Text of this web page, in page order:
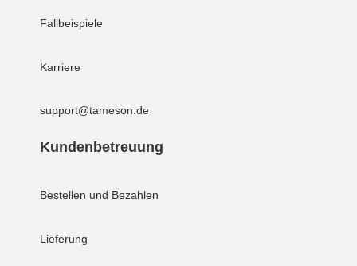
Fallbeispiele
Karriere
support@tameson.de
Kundenbetreuung
Bestellen und Bezahlen
Lieferung